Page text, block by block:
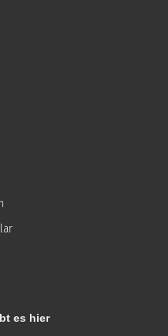
es hier